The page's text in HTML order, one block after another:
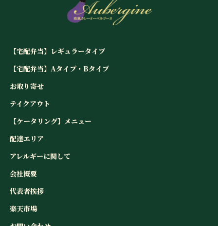
【宅配弁当】レギュラータイプ
【宅配弁当】Aタイプ・Bタイプ
お取り寄せ
テイクアウト
【ケータリング】メニュー
配達エリア
アレルギーに関して
会社概要
代表者挨拶
楽天市場